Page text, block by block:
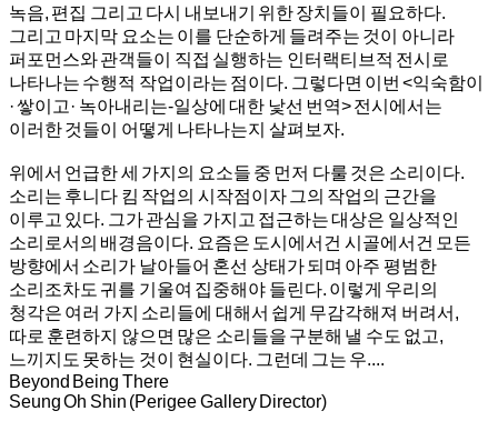
녹음, 편집 그리고 다시 내보내기 위한 장치들이 필요하다.
그리고 마지막 요소는 이를 단순하게 들려주는 것이 아니라
퍼포먼스와 관객들이 직접 실행하는 인터랙티브적 전시로
나타나는 수행적 작업이라는 점이다. 그렇다면 이번 <익숙함이
· 쌓이고· 녹아내리는-일상에 대한 낯선 번역> 전시에서는
이러한 것들이 어떻게 나타나는지 살펴보자.
위에서 언급한 세 가지의 요소들 중 먼저 다룰 것은 소리이다.
소리는 후니다 킴 작업의 시작점이자 그의 작업의 근간을
이루고 있다. 그가 관심을 가지고 접근하는 대상은 일상적인
소리로서의 배경음이다. 요즘은 도시에서건 시골에서건 모든
방향에서 소리가 날아들어 혼선 상태가 되며 아주 평범한
소리조차도 귀를 기울여 집중해야 들린다. 이렇게 우리의
청각은 여러 가지 소리들에 대해서 쉽게 무감각해져 버려서,
따로 훈련하지 않으면 많은 소리들을 구분해 낼 수도 없고,
느끼지도 못하는 것이 현실이다. 그런데 그는 우....
Beyond Being There
Seung Oh Shin (Perigee Gallery Director)